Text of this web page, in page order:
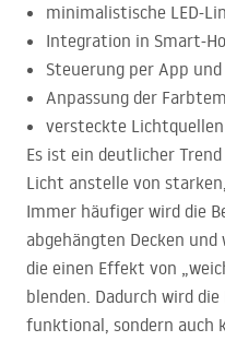
minimalistische LED-
Integration in Smart-
Steuerung per App und
Anpassung der
versteckte
Es ist ein deutlicher
Licht anstelle von
Immer häufiger wird die
abgehängten Decken
die einen Effekt von
blenden. Dadurch wird
funktional, sondern auch